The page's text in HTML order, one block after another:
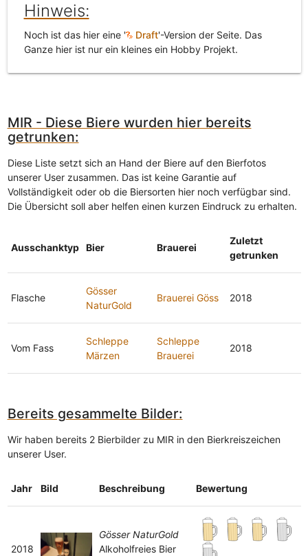
Hinweis:
Noch ist das hier eine ' Draft'-Version der Seite. Das
Ganze hier ist nur ein kleines ein Hobby Projekt.
MIR - Diese Biere wurden hier bereits
getrunken:
Diese Liste setzt sich an Hand der Biere auf den Bierfotos
unserer User zusammen. Das ist keine Garantie auf
Vollständigkeit oder ob die Biersorten hier noch verfügbar sind.
Die Übersicht soll aber helfen einen kurzen Eindruck zu erhalten.
Ausschanktyp Bier Brauerei
Zuletzt
getrunken
Flasche
Gösser
NaturGold
Brauerei Göss 2018
Vom Fass
Schleppe
Märzen
Schleppe
Brauerei
2018
Bereits gesammelte Bilder:
Wir haben bereits 2 Bierbilder zu MIR in den Bierkreiszeichen
unserer User.
Jahr Bild Beschreibung Bewertung
2018
Gösser NaturGold
Alkoholfreies Bier